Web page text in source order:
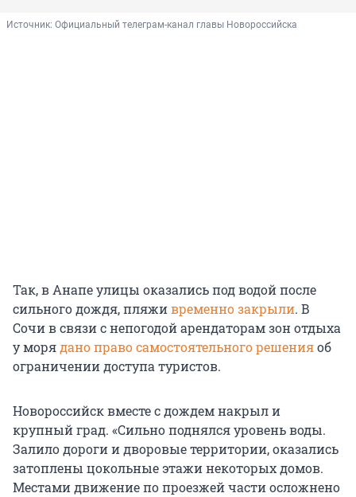
Источник: Официальный телеграм-канал главы Новороссийска
Так, в Анапе улицы оказались под водой после
сильного дождя, пляживременно закрыли. В
Сочи в связи с непогодой арендаторам зон отдыха
у морядано право самостоятельного решенияоб
ограничении доступа туристов.
Новороссийск вместе с дождем накрыл и
крупный град. «Сильно поднялся уровень воды.
Залило дороги и дворовые территории, оказались
затоплены цокольные этажи некоторых домов.
Местами движение по проезжей части осложнено